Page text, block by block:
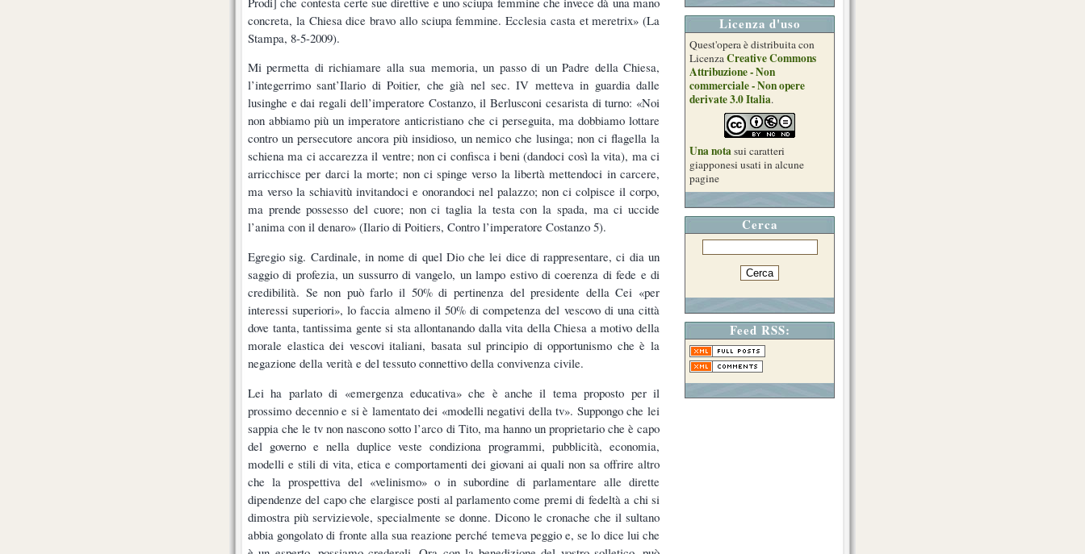
concreta, la Chiesa dice bravo allo sciupa femmine. Ecclesia casta et meretrix» (La
Stampa, 8-5-2009).
Mi permetta di richiamare alla sua memoria, un passo di un Padre della Chiesa,
l’integerrimo sant’Ilario di Poitier, che già nel sec. IV metteva in guardia dalle
lusinghe e dai regali dell’imperatore Costanzo, il Berlusconi cesarista di turno: «Noi
non abbiamo più un imperatore anticristiano che ci perseguita, ma dobbiamo lottare
contro un persecutore ancora più insidioso, un nemico che lusinga; non ci flagella la
schiena ma ci accarezza il ventre; non ci confisca i beni (dandoci così la vita), ma ci
arricchisce per darci la morte; non ci spinge verso la libertà mettendoci in carcere,
ma verso la schiavitù invitandoci e onorandoci nel palazzo; non ci colpisce il corpo,
ma prende possesso del cuore; non ci taglia la testa con la spada, ma ci uccide
l’anima con il denaro» (Ilario di Poitiers, Contro l’imperatore Costanzo 5).
Egregio sig. Cardinale, in nome di quel Dio che lei dice di rappresentare, ci dia un
saggio di profezia, un sussurro di vangelo, un lampo estivo di coerenza di fede e di
credibilità. Se non può farlo il 50% di pertinenza del presidente della Cei «per
interessi superiori», lo faccia almeno il 50% di competenza del vescovo di una città
dove tanta, tantissima gente si sta allontanando dalla vita della Chiesa a motivo della
morale elastica dei vescovi italiani, basata sul principio di opportunismo che è la
negazione della verità e del tessuto connettivo della convivenza civile.
Lei ha parlato di «emergenza educativa» che è anche il tema proposto per il
prossimo decennio e si è lamentato dei «modelli negativi della tv». Suppongo che lei
sappia che le tv non nascono sotto l’arco di Tito, ma hanno un proprietario che è capo
del governo e nella duplice veste condiziona programmi, pubblicità, economia,
modelli e stili di vita, etica e comportamenti dei giovani ai quali non sa offrire altro
che la prospettiva del «velinismo» o in subordine di parlamentare alle dirette
dipendenze del capo che elargisce posti al parlamento come premi di fedeltà a chi si
dimostra più servizievole, specialmente se donne. Dicono le cronache che il sultano
abbia gongolato di fronte alla sua reazione perché temeva peggio e, se lo dice lui che
Licenza d'uso
Quest'opera è distribuita con
LicenzaCreative Commons
Attribuzione - Non
commerciale - Non opere
derivate 3.0 Italia.
Una notasui caratteri
giapponesi usati in alcune
pagine
Cerca
Feed RSS: